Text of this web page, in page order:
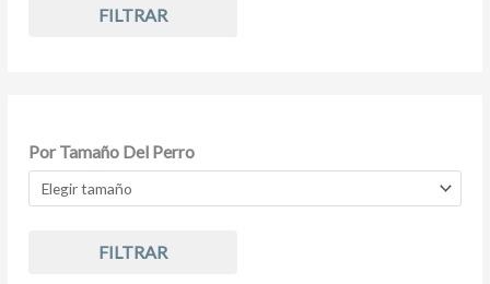
FILTRAR
Por Tamaño Del Perro
FILTRAR